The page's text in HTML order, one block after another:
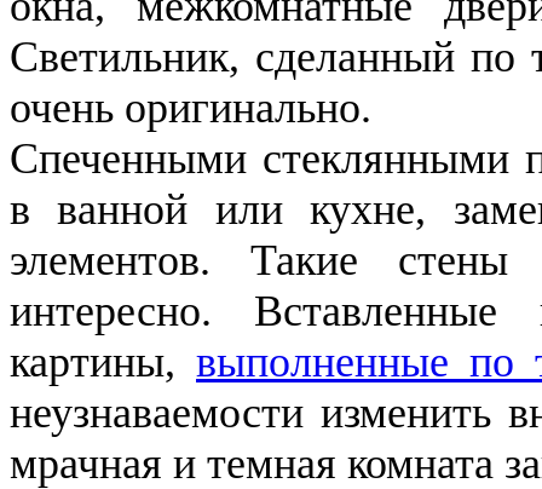
Светильник, сделанный по
очень оригинально.
Спеченными стеклянными
в ванной или кухне,
элементов. Такие
интересно.
картины, выполненные по
неузнаваемости изменить
мрачная и темная комната